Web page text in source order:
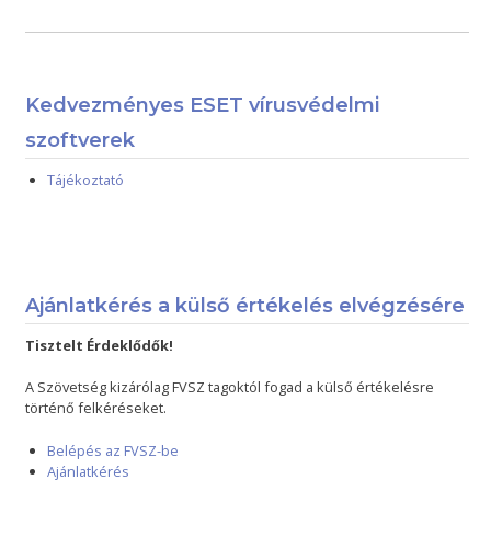
Kedvezményes ESET vírusvédelmi
szoftverek
Tájékoztató
Ajánlatkérés a külső értékelés elvégzésére
Tisztelt Érdeklődők!
A Szövetség kizárólag FVSZ tagoktól fogad a külső értékelésre
történő felkéréseket.
Belépés az FVSZ-be
Ajánlatkérés